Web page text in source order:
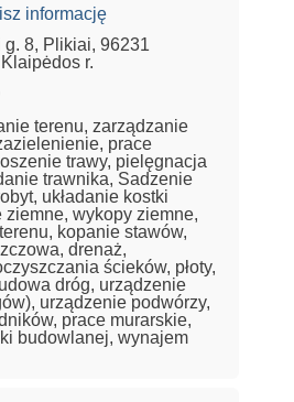
informację
g. 8, Plikiai, 96231
Klaipėdos r.
terenu, zarządzanie
prace
trawy, pielęgnacja
trawnika, Sadzenie
układanie kostki
ziemne, wykopy ziemne,
kopanie stawów,
drenaż,
ścieków, płoty,
dróg, urządzenie
urządzenie podwórzy,
prace murarskie,
budowlanej, wynajem